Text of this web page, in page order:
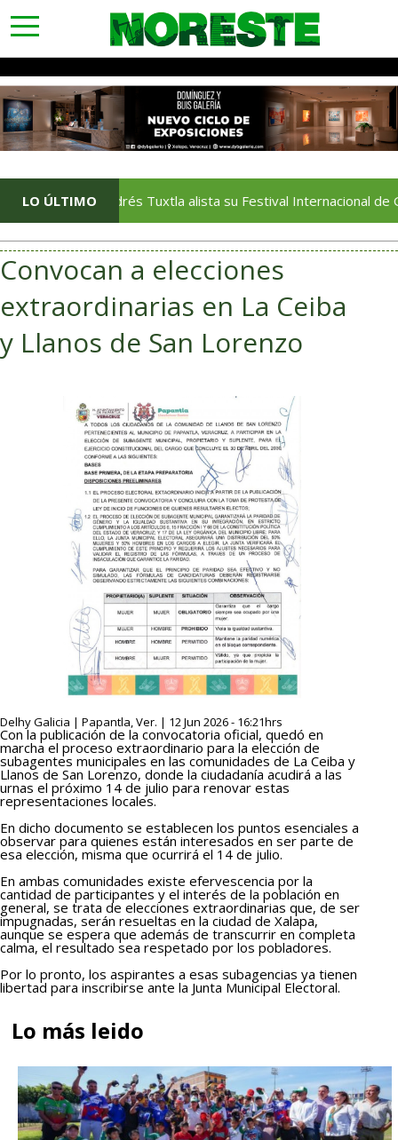
toggle
navigation
LO ÚLTIMO
San Andrés Tuxtla alista su Festival Internacional de Globos de
Convocan a elecciones
extraordinarias en La Ceiba
y Llanos de San Lorenzo
Delhy Galicia | Papantla, Ver. | 12 Jun 2026 - 16:21hrs
Con la publicación de la convocatoria oficial, quedó en
marcha el proceso extraordinario para la elección de
subagentes municipales en las comunidades de La Ceiba y
Llanos de San Lorenzo, donde la ciudadanía acudirá a las
urnas el próximo 14 de julio para renovar estas
representaciones locales.
En dicho documento se establecen los puntos esenciales a
observar para quienes están interesados en ser parte de
esa elección, misma que ocurrirá el 14 de julio.
En ambas comunidades existe efervescencia por la
cantidad de participantes y el interés de la población en
general, se trata de elecciones extraordinarias que, de ser
impugnadas, serán resueltas en la ciudad de Xalapa,
aunque se espera que además de transcurrir en completa
calma, el resultado sea respetado por los pobladores.
Por lo pronto, los aspirantes a esas subagencias ya tienen
libertad para inscribirse ante la Junta Municipal Electoral.
Lo más leido